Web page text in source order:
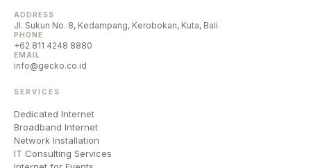
ADDRESS
Jl. Sukun No. 8, Kedampang, Kerobokan, Kuta, Bali
PHONE
+62 811 4248 8880
EMAIL
info@gecko.co.id
SERVICES
Dedicated Internet
Broadband Internet
Network Installation
IT Consulting Services